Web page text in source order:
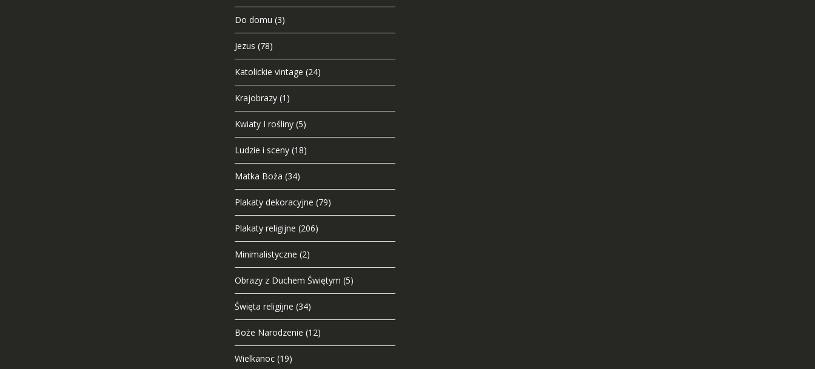
Do domu (3)
Jezus (78)
Katolickie vintage (24)
Krajobrazy (1)
Kwiaty I rośliny (5)
Ludzie i sceny (18)
Matka Boża (34)
Plakaty dekoracyjne (79)
Plakaty religijne (206)
Minimalistyczne (2)
Obrazy z Duchem Świętym (5)
Święta religijne (34)
Boże Narodzenie (12)
Wielkanoc (19)